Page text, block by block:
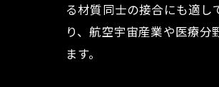
る材質同士の接合にも適
り、航空宇宙産業や医療
ます。